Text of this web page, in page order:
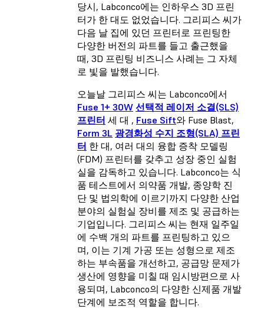
당시, Labconco에는 인하우스 3D 프린
터가 한 대도 없었습니다. 그리피스 씨가
다음 날 집에 있던 프린터로 프린팅한
다양한 버전의 파트를 들고 출근했을
때, 3D 프린팅 비즈니스 사례는 그 자체
로 빛을 발했습니다.
오늘날 그리피스 씨는 Labconco에서
Fuse 1+ 30W 선택적 레이저 소결(SLS)
프린터 세 대 , Fuse Sift와 Fuse Blast,
Form 3L 광경화성 수지 조형(SLA) 프린
터 한 대, 여러 대의 융합 증착 모델링
(FDM) 프린터를 갖추고 성장 중인 실험
실을 감독하고 있습니다. Labconco는 식
품 테스트에서 의약품 개발, 종양학 진
단 및 법의학에 이르기까지 다양한 산업
분야의 실험실 장비를 제조 및 공급하는
기업입니다. 그리피스 씨는 현재 일주일
에 수백 개의 파트를 프린팅하고 있으
며, 이는 기계 가공 또는 성형으로 제조
하는 부속품을 개선하고, 공급망 문제가
생산에 영향을 미칠 때 임시방편으로 사
용되며, Labconco의 다양한 신제품 개발
단계에 보조적 역할을 합니다.